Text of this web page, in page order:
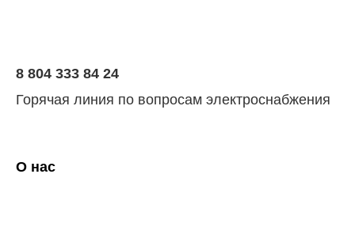
8 804 333 84 24
Горячая линия по вопросам электроснабжения
О нас